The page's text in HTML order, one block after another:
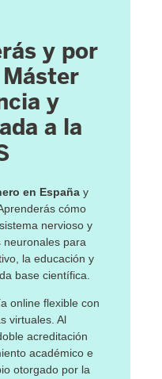
y por
y
a la
en España y
Aprenderás cómo
nervioso y
neuronales para
la educación y
base científica.
online flexible con
virtuales. Al
acreditación
académico e
otorgado por la